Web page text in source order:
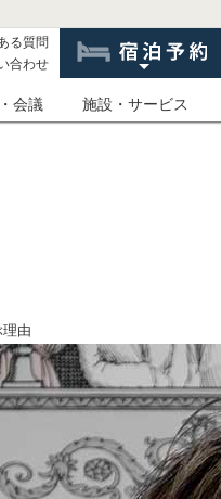
る質問
合わせ
会議 施設・サービス
由